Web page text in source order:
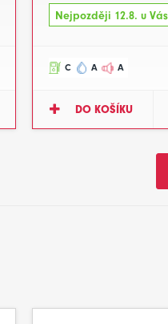
Nejpozději 12.8. u
C A A
DO KOŠÍKU